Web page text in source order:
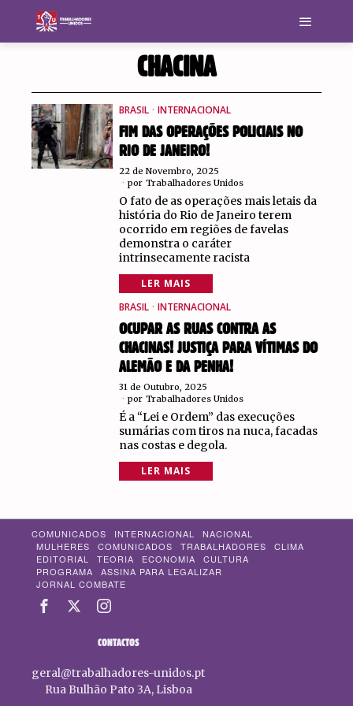
CHACINA
BRASIL · INTERNACIONAL
FIM DAS OPERAÇÕES POLICIAIS NO
RIO DE JANEIRO!
22 de Novembro, 2025
por Trabalhadores Unidos
O fato de as operações mais letais da
história do Rio de Janeiro terem
ocorrido em regiões de favelas
demonstra o caráter
intrinsecamente racista
LER MAIS
BRASIL · INTERNACIONAL
OCUPAR AS RUAS CONTRA AS
CHACINAS! JUSTIÇA PARA VÍTIMAS DO
ALEMÃO E DA PENHA!
31 de Outubro, 2025
por Trabalhadores Unidos
É a “Lei e Ordem” das execuções
sumárias com tiros na nuca, facadas
nas costas e degola.
LER MAIS
COMUNICADOS INTERNACIONAL
NACIONAL
MULHERES
COMUNICADOS TRABALHADORES
CLIMA
EDITORIAL
TEORIA ECONOMIA
CULTURA
PROGRAMA
ASSINA PARA LEGALIZAR
JORNAL COMBATE
CONTACTOS
geral@trabalhadores-unidos.pt
Rua Bulhão Pato 3A, Lisboa